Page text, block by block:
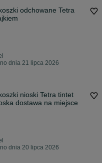
odchowane Tetra
dnia 21 lipca 2026
nioski Tetra tintet
dostawa na miejsce
dnia 20 lipca 2026